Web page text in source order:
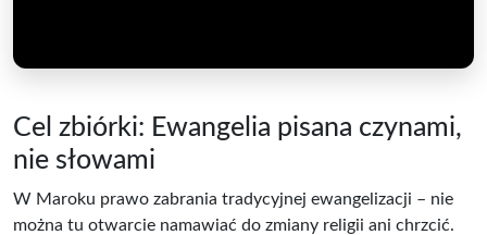
Cel zbiórki: Ewangelia pisana czynami,
nie słowami
W Maroku prawo zabrania tradycyjnej ewangelizacji – nie
można tu otwarcie namawiać do zmiany religii ani chrzcić.